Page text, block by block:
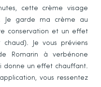
cette crème visage
Je garde ma crème au
conservation et un effet
Je vous préviens
Romarin à verbénone
donne un effet chauffant.
vous ressentez